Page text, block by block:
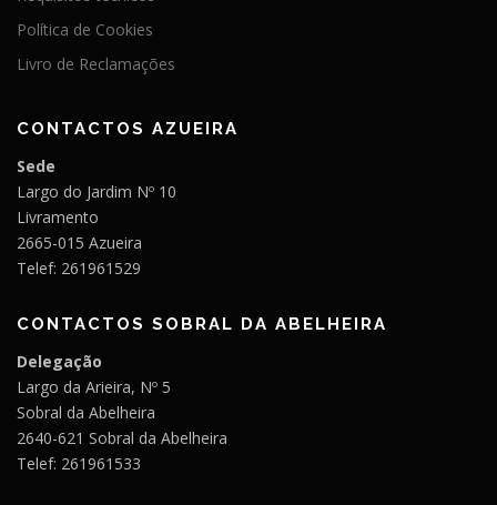
Política de Cookies
Livro de Reclamações
CONTACTOS AZUEIRA
Sede
Largo do Jardim Nº 10
Livramento
2665-015 Azueira
Telef: 261961529
CONTACTOS SOBRAL DA ABELHEIRA
Delegação
Largo da Arieira, Nº 5
Sobral da Abelheira
2640-621 Sobral da Abelheira
Telef: 261961533